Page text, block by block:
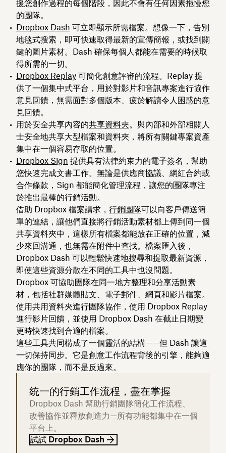
援您創作過程的每個階段，因此不會有任何因素拖慢您
的團隊。
Dropbox Dash 可立即顯示所需檔案。想像一下，告別
地毯式搜索，即可快速取得最新的宣傳簡報，或找到關
鍵的圖片素材。Dash 確保每個人都能在需要的時候取
得所需的一切。
Dropbox Replay 可簡化創意評審的流程。Replay 提
供了一個集中式平台，用於對影片和音訊專案進行協作
意見回饋，無需面對多個版本、疲於解讀令人困惑的意
見回饋。
用於安全共享內容的共享資料夾。與內部和外部相關人
士安全地共享大型檔案和資料夾，將所有關鍵專案資產
集中在一個容易存取的位置。
Dropbox Sign 提供具有法律約束力的電子簽名，幫助
您快速完成文書工作。無論是供應商協議、網紅合約或
合作條款，Sign 都能簡化管理流程，讓您的團隊專注
於推出最棒的行銷活動。
借助 Dropbox 檔案請求， 行銷團隊可以向客戶傳送簡
單的連結，讓他們直接將行銷活動素材都上傳到同一個
共享資料夾中，這樣所有檔案都能放在正確的位置，減
少來回溝通，也無需在附件中查找。檔案匯入後，
Dropbox Dash 可以輕鬆快速地搜尋和提取最新資源，
即使這些資源分散在不同的工具中也沒問題。
Dropbox 可協助團隊在同一地方整理和分享活動素
材，包括社群媒體貼文、電子郵件、網頁和影片檔案。
使用共用資料夾進行團隊協作，使用 Dropbox Replay
進行影片回饋，並使用 Dropbox Dash 在截止日期變
更時快速找到合適的檔案。
這些工具共同構成了一個靈活的結構——但 Dash 讓這
一切保持同步。它是創意工作流程背後的引擎，能夠適
應你的團隊，而不是反過來。
統一的行銷工作流程，盡在掌握
Dropbox Dash 幫助行銷團隊簡化工作流程、
改善協作並釋放創造力—所有功能都集中在一個
平台上。
試試 Dropbox Dash